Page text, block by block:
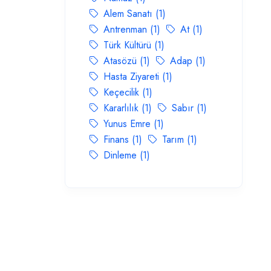
Alem Sanatı (1)
Antrenman (1)
At (1)
Türk Kültürü (1)
Atasözü (1)
Adap (1)
Hasta Ziyareti (1)
Keçecilik (1)
Kararlılık (1)
Sabır (1)
Yunus Emre (1)
Finans (1)
Tarım (1)
Dinleme (1)